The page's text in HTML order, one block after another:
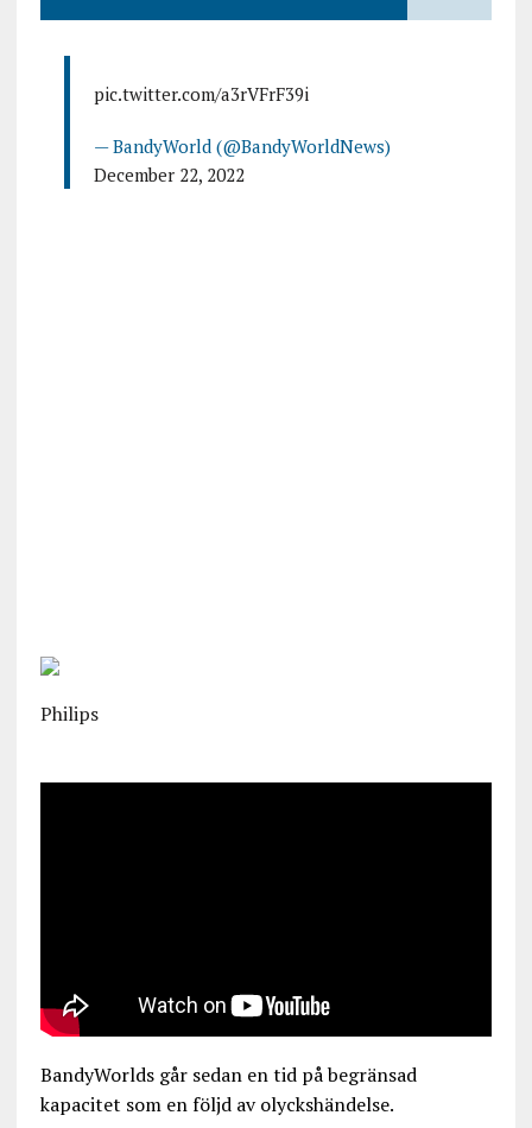
pic.twitter.com/a3rVFrF39i
— BandyWorld (@BandyWorldNews)
December 22, 2022
Philips
BandyWorlds går sedan en tid på begränsad
kapacitet som en följd av olyckshändelse.